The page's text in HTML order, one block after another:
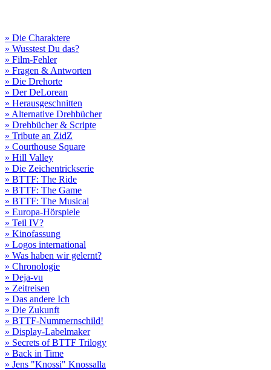
» Die Charaktere
» Wusstest Du das?
» Film-Fehler
» Fragen & Antworten
» Die Drehorte
» Der DeLorean
» Herausgeschnitten
» Alternative Drehbücher
» Drehbücher & Scripte
» Tribute an ZidZ
» Courthouse Square
» Hill Valley
» Die Zeichentrickserie
» BTTF: The Ride
» BTTF: The Game
» BTTF: The Musical
» Europa-Hörspiele
» Teil IV?
» Kinofassung
» Logos international
» Was haben wir gelernt?
» Chronologie
» Deja-vu
» Zeitreisen
» Das andere Ich
» Die Zukunft
» BTTF-Nummernschild!
» Display-Labelmaker
» Secrets of BTTF Trilogy
» Back in Time
» Jens "Knossi" Knossalla